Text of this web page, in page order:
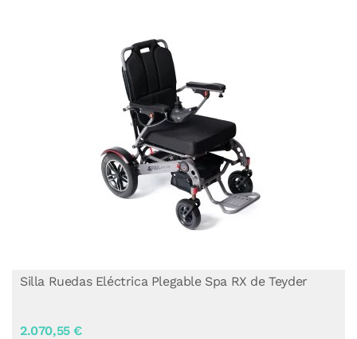
Silla Ruedas Eléctrica Plegable Spa RX de Teyder
2.070,55 €